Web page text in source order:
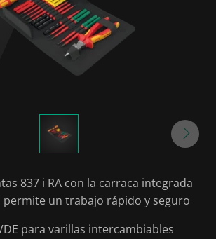
837 i RA con la carraca integrada
permite un trabajo rápido y seguro
para varillas intercambiables